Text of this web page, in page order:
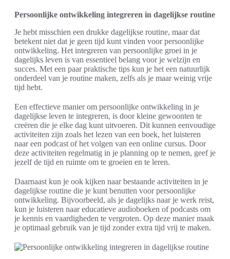
Persoonlijke ontwikkeling integreren in dagelijkse routine
Je hebt misschien een drukke dagelijkse routine, maar dat
betekent niet dat je geen tijd kunt vinden voor persoonlijke
ontwikkeling. Het integreren van persoonlijke groei in je
dagelijks leven is van essentieel belang voor je welzijn en
succes. Met een paar praktische tips kun je het een natuurlijk
onderdeel van je routine maken, zelfs als je maar weinig vrije
tijd hebt.
Een effectieve manier om persoonlijke ontwikkeling in je
dagelijkse leven te integreren, is door kleine gewoonten te
creëren die je elke dag kunt uitvoeren. Dit kunnen eenvoudige
activiteiten zijn zoals het lezen van een boek, het luisteren
naar een podcast of het volgen van een online cursus. Door
deze activiteiten regelmatig in je planning op te nemen, geef je
jezelf de tijd en ruimte om te groeien en te leren.
Daarnaast kun je ook kijken naar bestaande activiteiten in je
dagelijkse routine die je kunt benutten voor persoonlijke
ontwikkeling. Bijvoorbeeld, als je dagelijks naar je werk reist,
kun je luisteren naar educatieve audioboeken of podcasts om
je kennis en vaardigheden te vergroten. Op deze manier maak
je optimaal gebruik van je tijd zonder extra tijd vrij te maken.